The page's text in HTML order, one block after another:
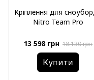
Кріплення для
Nitro Team Pro
13 598 грн 18 130 грн
Купити